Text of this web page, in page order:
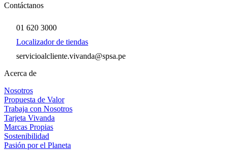
Contáctanos
01 620 3000
Localizador de tiendas
servicioalcliente.vivanda@spsa.pe
Acerca de
Nosotros
Propuesta de Valor
Trabaja con Nosotros
Tarjeta Vivanda
Marcas Propias
Sostenibilidad
Pasión por el Planeta